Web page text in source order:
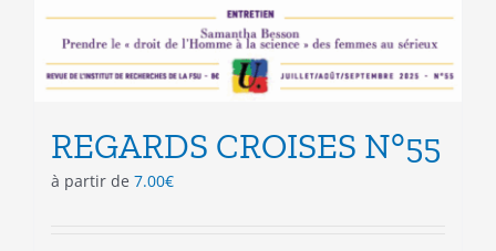
REGARDS CROISES N°55
à partir de 7.00€